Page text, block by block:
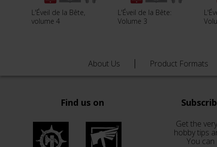
L'Éveil de la Bête,
volume 4
L'Éveil de la Bête:
Volume 3
About Us Product Formats
Find us on
Get the
hobby tips
You